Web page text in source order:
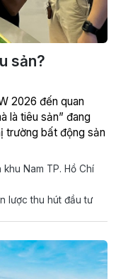
sản?
2026 đến quan
là tiêu sản” đang
trường bất động sản
Nam TP. Hồ Chí
lược thu hút đầu tư